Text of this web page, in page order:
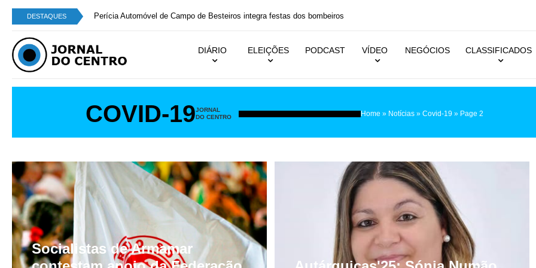
DESTAQUES Perícia Automóvel de Campo de Besteiros integra festas dos bombeiros
DIÁRIO ELEIÇÕES PODCAST VÍDEO NEGÓCIOS CLASSIFICADOS
COVID-19JORNAL
DO CENTRO
Home » Notícias » Covid-19 » Page 2
Socialistas de Armamar